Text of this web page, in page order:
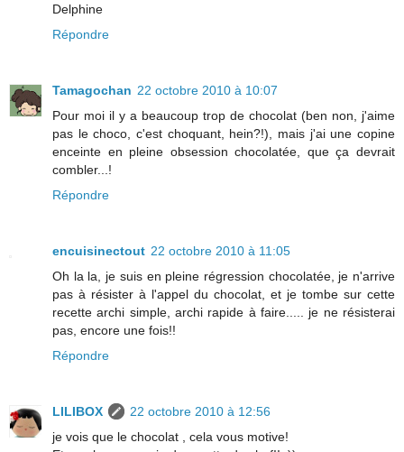
Delphine
Répondre
Tamagochan 22 octobre 2010 à 10:07
Pour moi il y a beaucoup trop de chocolat (ben non, j'aime
pas le choco, c'est choquant, hein?!), mais j'ai une copine
enceinte en pleine obsession chocolatée, que ça devrait
combler...!
Répondre
encuisinectout 22 octobre 2010 à 11:05
Oh la la, je suis en pleine régression chocolatée, je n'arrive
pas à résister à l'appel du chocolat, et je tombe sur cette
recette archi simple, archi rapide à faire..... je ne résisterai
pas, encore une fois!!
Répondre
LILIBOX
22 octobre 2010 à 12:56
je vois que le chocolat , cela vous motive!